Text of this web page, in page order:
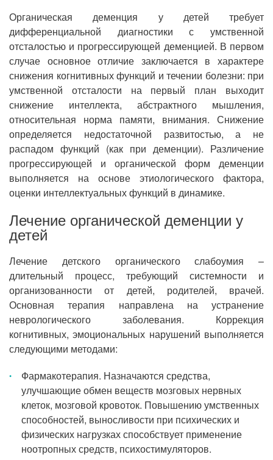
Органическая деменция у детей требует
дифференциальной диагностики с умственной
отсталостью и прогрессирующей деменцией. В первом
случае основное отличие заключается в характере
снижения когнитивных функций и течении болезни: при
умственной отсталости на первый план выходит
снижение интеллекта, абстрактного мышления,
относительная норма памяти, внимания. Снижение
определяется недостаточной развитостью, а не
распадом функций (как при деменции). Различение
прогрессирующей и органической форм деменции
выполняется на основе этиологического фактора,
оценки интеллектуальных функций в динамике.
Лечение органической деменции у
детей
Лечение детского органического слабоумия –
длительный процесс, требующий системности и
организованности от детей, родителей, врачей.
Основная терапия направлена на устранение
неврологического заболевания. Коррекция
когнитивных, эмоциональных нарушений выполняется
следующими методами:
Фармакотерапия. Назначаются средства,
улучшающие обмен веществ мозговых нервных
клеток, мозговой кровоток. Повышению умственных
способностей, выносливости при психических и
физических нагрузках способствует применение
ноотропных средств, психостимуляторов.